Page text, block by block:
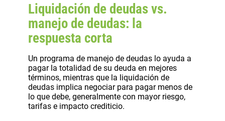
Liquidación de deudas vs.
manejo de deudas: la
respuesta corta
Un programa de manejo de deudas lo ayuda a
pagar la totalidad de su deuda en mejores
términos, mientras que la liquidación de
deudas implica negociar para pagar menos de
lo que debe, generalmente con mayor riesgo,
tarifas e impacto crediticio.